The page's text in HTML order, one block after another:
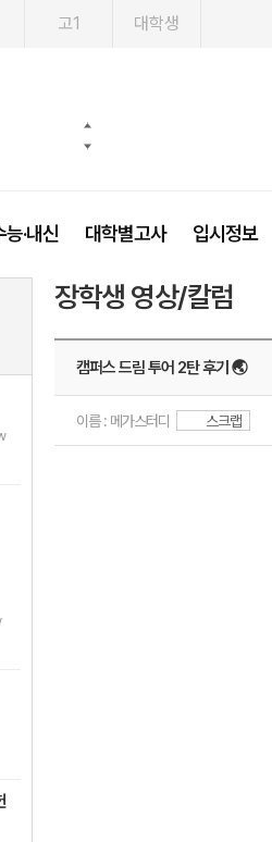
고1 대학생
능·내신 대학별고사 입시정보
장학생 영상/칼럼
캠퍼스 드림 투어 2탄 후기 🌏
이름 : 메가스터디 스크랩